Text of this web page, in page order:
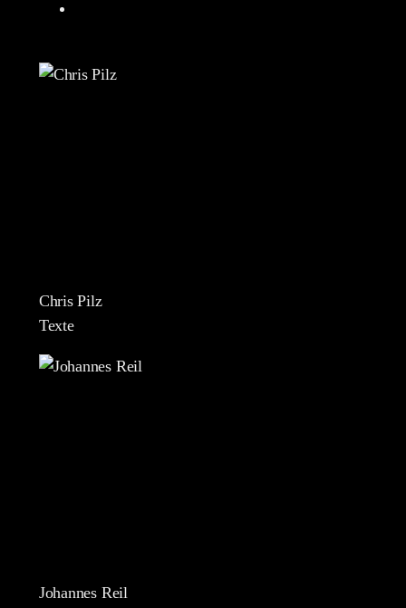
Chris Pilz
Texte
Johannes Reil